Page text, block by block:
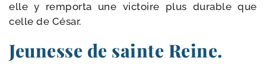
elle y rem­por­ta une vic­toire plus durable que
celle de César.
Jeunesse de sainte Reine.